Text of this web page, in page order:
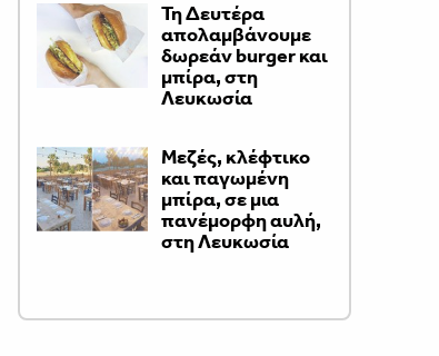
Τη Δευτέρα
απολαμβάνουμε
δωρεάν burger και
μπίρα, στη
Λευκωσία
Μεζές, κλέφτικο
και παγωμένη
μπίρα, σε μια
πανέμορφη αυλή,
στη Λευκωσία